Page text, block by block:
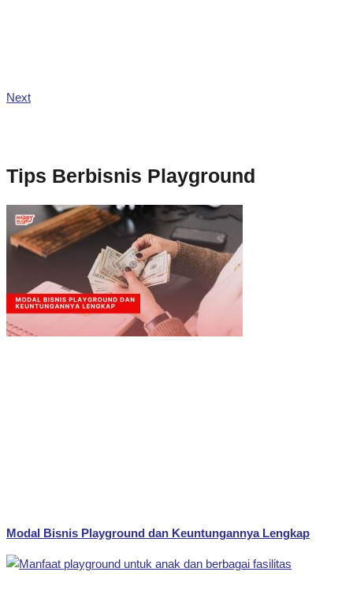
Next
Tips Berbisnis Playground
Modal Bisnis Playground dan Keuntungannya Lengkap